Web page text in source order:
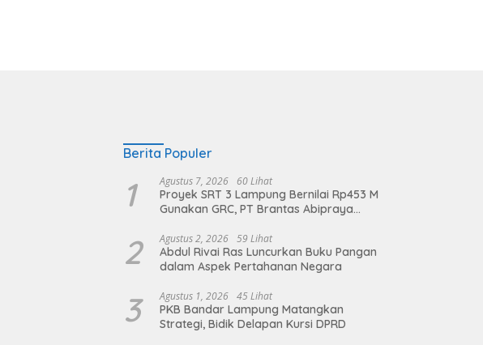
Berita Populer
1 Agustus 7, 2026 60 Lihat
Proyek SRT 3 Lampung Bernilai Rp453 M
Gunakan GRC, PT Brantas Abipraya
2 Agustus 2, 2026 59 Lihat
Abdul Rivai Ras Luncurkan Buku Pangan
dalam Aspek Pertahanan Negara
3 Agustus 1, 2026 45 Lihat
PKB Bandar Lampung Matangkan
Strategi, Bidik Delapan Kursi DPRD